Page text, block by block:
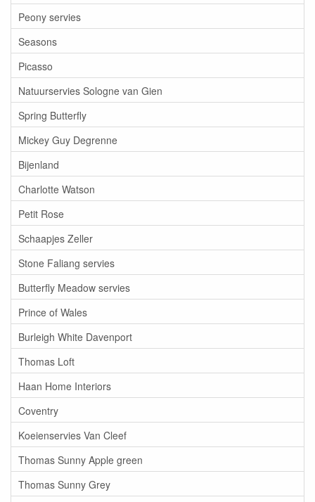
Peony servies
Seasons
Picasso
Natuurservies Sologne van Gien
Spring Butterfly
Mickey Guy Degrenne
Bijenland
Charlotte Watson
Petit Rose
Schaapjes Zeller
Stone Faliang servies
Butterfly Meadow servies
Prince of Wales
Burleigh White Davenport
Thomas Loft
Haan Home Interiors
Coventry
Koeienservies Van Cleef
Thomas Sunny Apple green
Thomas Sunny Grey